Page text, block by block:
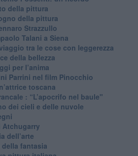
della pittura
della pittura
Strazzullo
Talani a Siena
tra le cose con leggerezza
della bellezza
per l’anima
Parrini nel film Pinocchio
toscana
: “L’apocrifo nel baule"
dei cieli e delle nuvole
Atchugarry
dell’arte
fantasia